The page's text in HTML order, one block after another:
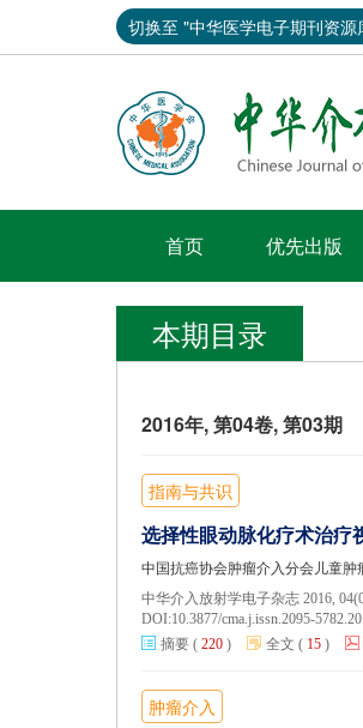
切换至 "中华医学电子期刊资源
首页 优先出版
本期目录
2016年, 第04卷, 第03期
指南与共识
选择性眼动脉化疗术治疗
中国抗癌协会肿瘤介入分会儿童肿
中华介入放射学电子杂志 2016,
DOI:10.3877/cma.j.issn.2095-
摘要 ( 220 ) 全文 ( 15 )
肿瘤介入